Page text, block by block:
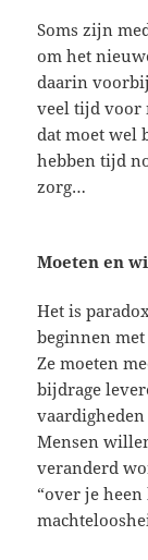
Soms zijn
om het
daarin
veel tijd voor
dat moet wel
hebben tijd
zorg…
Moeten en
Het is
beginnen
Ze moeten
bijdrage
Mensen
veranderd
“over je